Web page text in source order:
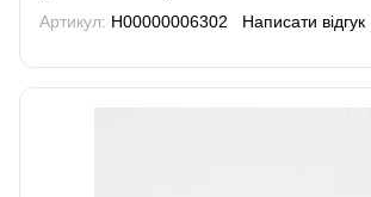
Артикул: H00000006302 Написати відгук